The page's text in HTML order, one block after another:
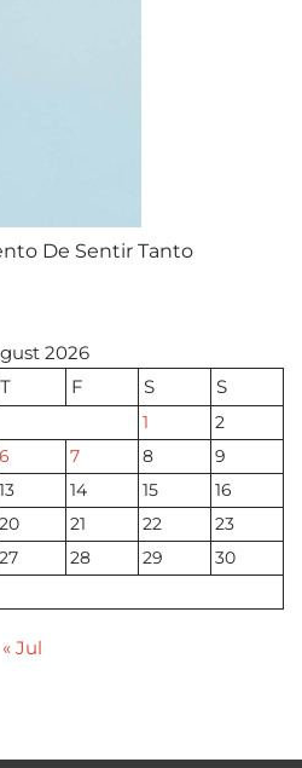
De Sentir Tanto
2026
T F S S
1
2
6 7 8
9
13 14 15
16
20 21 22
23
27 28 29
30
« Jul